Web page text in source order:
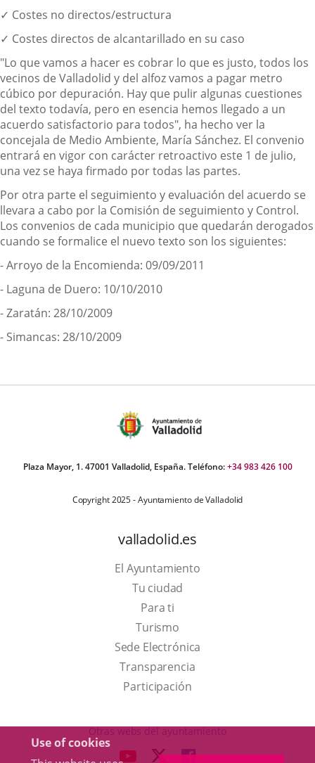
Use of cookies
✓ Costes no directos/estructura
✓ Costes directos de alcantarillado en su caso
"Lo que vamos a hacer es cobrar lo que es justo, todos los
vecinos de Valladolid y del alfoz vamos a pagar metro
cúbico por depuración. Hay que pulir algunas cuestiones
del texto todavía, pero en esencia hemos llegado a un
acuerdo satisfactorio para todos", ha hecho ver la
concejala de Medio Ambiente, María Sánchez. El convenio
entrará en vigor con carácter retroactivo este 1 de julio,
una vez se haya firmado por todas las partes.
Por otra parte el seguimiento y evaluación del acuerdo se
llevara a cabo por la Comisión de seguimiento y Control.
Los convenios de cada municipio que quedarán derogados
cuando se formalice el nuevo texto son los siguientes:
- Arroyo de la Encomienda: 09/09/2011
- Laguna de Duero: 10/10/2010
- Zaratán: 28/10/2009
- Simancas: 28/10/2009
Plaza Mayor, 1. 47001 Valladolid, España. Teléfono:+34 983 426 100
Copyright 2025 - Ayuntamiento de Valladolid
valladolid.es
El Ayuntamiento
Tu ciudad
Para ti
TurismoThis
link
will
open
a
Sede Electrónica
Transparencia
Participación
Otras webs del ayuntamiento
LINK LINKLINK